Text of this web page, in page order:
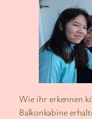
Wie ihr erkennen
Balkonkabine